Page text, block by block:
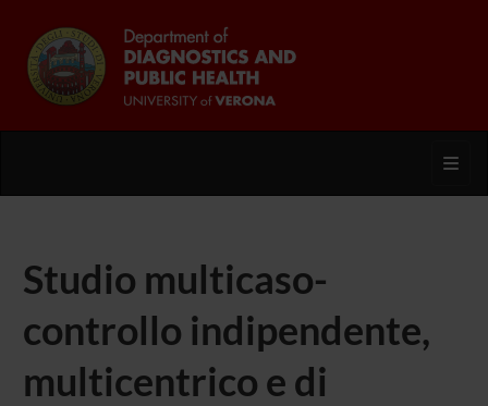
Studio multicaso-
controllo indipendente,
multicentrico e di